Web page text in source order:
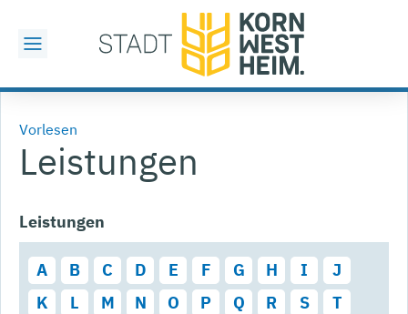
Vorlesen
Leistungen
Leistungen
A B C D E F G H I
J
K
L M N O P Q R S
T